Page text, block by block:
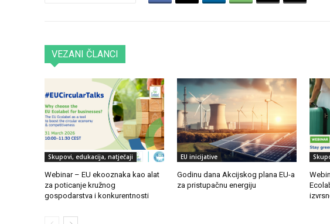
VEZANI ČLANCI
Skupovi, edukacija, natječaji
Webinar – EU ekooznaka kao alat
za poticanje kružnog
gospodarstva i konkurentnosti
EU inicijative
Godinu dana Akcijskog plana EU-a
za pristupačnu energiju